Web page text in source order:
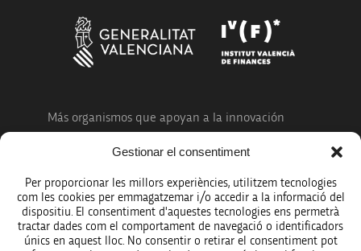
Gestionar el consentiment
Per proporcionar les millors experiències, utilitzem tecnologies
com les cookies per emmagatzemar i/o accedir a la informació del
dispositiu. El consentiment d'aquestes tecnologies ens permetrà
tractar dades com el comportament de navegació o identificadors
únics en aquest lloc. No consentir o retirar el consentiment pot
Más organismos que apoyan a la innovación
Avíso legal
Política de protección de datos